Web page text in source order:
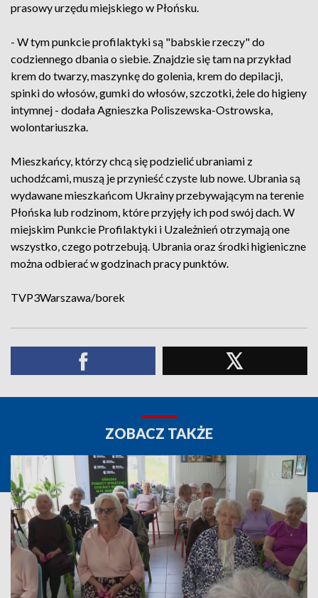
prasowy urzędu miejskiego w Płońsku.
- W tym punkcie profilaktyki są "babskie rzeczy" do
codziennego dbania o siebie. Znajdzie się tam na przykład
krem do twarzy, maszynkę do golenia, krem do depilacji,
spinki do włosów, gumki do włosów, szczotki, żele do higieny
intymnej - dodała Agnieszka Poliszewska-Ostrowska,
wolontariuszka.
Mieszkańcy, którzy chcą się podzielić ubraniami z
uchodźcami, muszą je przynieść czyste lub nowe. Ubrania są
wydawane mieszkańcom Ukrainy przebywającym na terenie
Płońska lub rodzinom, które przyjęły ich pod swój dach. W
miejskim Punkcie Profilaktyki i Uzależnień otrzymają one
wszystko, czego potrzebują. Ubrania oraz środki higieniczne
można odbierać w godzinach pracy punktów.
TVP3Warszawa/borek
ZOBACZ TAKŻE